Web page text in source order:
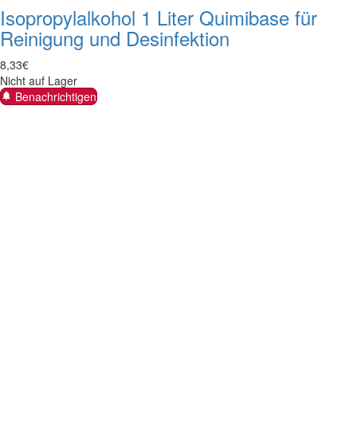
Isopropylalkohol 1 Liter Quimibase für
Reinigung und Desinfektion
8,33€
Nicht auf Lager
Benachrichtigen